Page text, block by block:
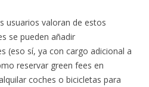
usuarios valoran de estos
se pueden añadir
(eso sí, ya con cargo adicional a
reservar green fees en
coches o bicicletas para